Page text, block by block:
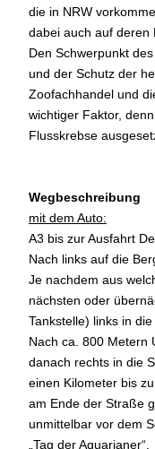
die in NRW
dabei auch auf deren
Den Schwerpunkt
und der Schutz der
Zoofachhandel und
wichtiger Faktor,
Flusskrebse
Wegbeschreibung
mit dem Auto:
A3 bis zur Ausfahrt
Nach links auf die
Je nachdem aus
nächsten oder
Tankstelle) links in
Nach ca. 800 Metern
danach rechts in die
einen Kilometer bis
am Ende der Straße
unmittelbar vor dem
„Tag der Aquarianer“.